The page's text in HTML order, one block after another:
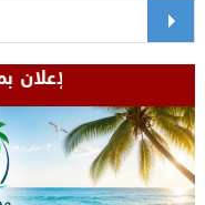
للإعلان بموقعنا : واتس -